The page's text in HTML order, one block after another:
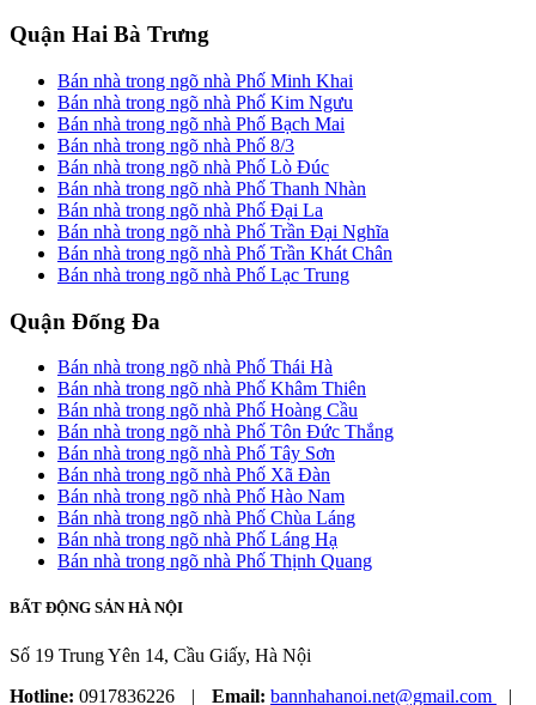
Quận Hai Bà Trưng
Bán nhà trong ngõ nhà Phố Minh Khai
Bán nhà trong ngõ nhà Phố Kim Ngưu
Bán nhà trong ngõ nhà Phố Bạch Mai
Bán nhà trong ngõ nhà Phố 8/3
Bán nhà trong ngõ nhà Phố Lò Đúc
Bán nhà trong ngõ nhà Phố Thanh Nhàn
Bán nhà trong ngõ nhà Phố Đại La
Bán nhà trong ngõ nhà Phố Trần Đại Nghĩa
Bán nhà trong ngõ nhà Phố Trần Khát Chân
Bán nhà trong ngõ nhà Phố Lạc Trung
Quận Đống Đa
Bán nhà trong ngõ nhà Phố Thái Hà
Bán nhà trong ngõ nhà Phố Khâm Thiên
Bán nhà trong ngõ nhà Phố Hoàng Cầu
Bán nhà trong ngõ nhà Phố Tôn Đức Thắng
Bán nhà trong ngõ nhà Phố Tây Sơn
Bán nhà trong ngõ nhà Phố Xã Đàn
Bán nhà trong ngõ nhà Phố Hào Nam
Bán nhà trong ngõ nhà Phố Chùa Láng
Bán nhà trong ngõ nhà Phố Láng Hạ
Bán nhà trong ngõ nhà Phố Thịnh Quang
BẤT ĐỘNG SẢN HÀ NỘI
Số 19 Trung Yên 14, Cầu Giấy, Hà Nội
Hotline: 0917836226 | Email: bannhahanoi.net@gmail.com |